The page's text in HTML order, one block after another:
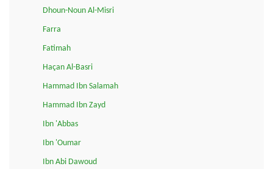
Dhoun-Noun Al-Misri
Farra
Fatimah
Haçan Al-Basri
Hammad Ibn Salamah
Hammad Ibn Zayd
Ibn 'Abbas
Ibn 'Oumar
Ibn Abi Dawoud